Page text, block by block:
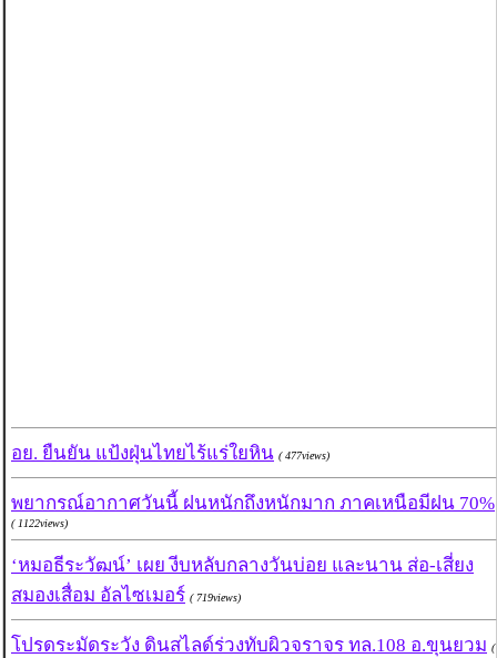
อย. ยืนยัน แป้งฝุ่นไทยไร้แร่ใยหิน ( 477views)
พยากรณ์อากาศวันนี้ ฝนหนักถึงหนักมาก ภาคเหนือมีฝน 70%
( 1122views)
‘หมอธีระวัฒน์’ เผย งีบหลับกลางวันบ่อย และนาน ส่อ-เสี่ยง
สมองเสื่อม อัลไซเมอร์ ( 719views)
โปรดระมัดระวัง ดินสไลด์ร่วงทับผิวจราจร ทล.108 อ.ขุนยวม (